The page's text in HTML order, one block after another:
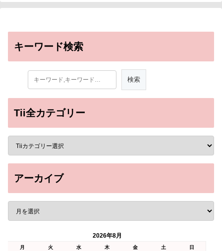
キーワード検索
Tii全カテゴリー
アーカイブ
2026年8月
月 火 水 木 金 土
日